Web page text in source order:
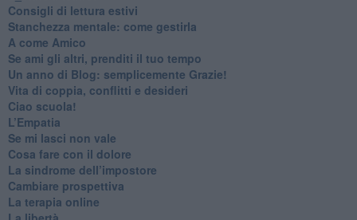
​Consigli di lettura estivi
​Stanchezza mentale: come gestirla
​A come Amico
​Se ami gli altri, prenditi il tuo tempo
​Un anno di Blog: semplicemente Grazie!
​Vita di coppia, conflitti e desideri
​Ciao scuola!
​L’Empatia
​Se mi lasci non vale
Cosa fare con il dolore
​La sindrome dell’impostore
​Cambiare prospettiva
La terapia online